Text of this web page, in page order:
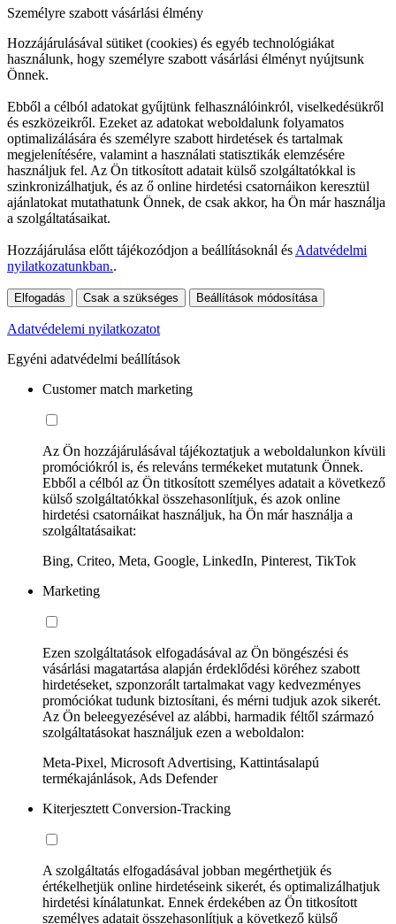
Személyre szabott vásárlási élmény
Hozzájárulásával sütiket (cookies) és egyéb technológiákat
használunk, hogy személyre szabott vásárlási élményt nyújtsunk
Önnek.
Ebből a célból adatokat gyűjtünk felhasználóinkról, viselkedésükről
és eszközeikről. Ezeket az adatokat weboldalunk folyamatos
optimalizálására és személyre szabott hirdetések és tartalmak
megjelenítésére, valamint a használati statisztikák elemzésére
használjuk fel. Az Ön titkosított adatait külső szolgáltatókkal is
szinkronizálhatjuk, és az ő online hirdetési csatornáikon keresztül
ajánlatokat mutathatunk Önnek, de csak akkor, ha Ön már használja
a szolgáltatásaikat.
Hozzájárulása előtt tájékozódjon a beállításoknál és Adatvédelmi
nyilatkozatunkban..
Elfogadás Csak a szükséges Beállítások módosítása
Adatvédelemi nyilatkozatot
Egyéni adatvédelmi beállítások
Customer match marketing
Az Ön hozzájárulásával tájékoztatjuk a weboldalunkon kívüli
promóciókról is, és releváns termékeket mutatunk Önnek.
Ebből a célból az Ön titkosított személyes adatait a következő
külső szolgáltatókkal összehasonlítjuk, és azok online
hirdetési csatornáikat használjuk, ha Ön már használja a
szolgáltatásaikat:
Bing, Criteo, Meta, Google, LinkedIn, Pinterest, TikTok
Marketing
Ezen szolgáltatások elfogadásával az Ön böngészési és
vásárlási magatartása alapján érdeklődési köréhez szabott
hirdetéseket, szponzorált tartalmakat vagy kedvezményes
promóciókat tudunk biztosítani, és mérni tudjuk azok sikerét.
Az Ön beleegyezésével az alábbi, harmadik féltől származó
szolgáltatásokat használjuk ezen a weboldalon:
Meta-Pixel, Microsoft Advertising, Kattintásalapú
termékajánlások, Ads Defender
Kiterjesztett Conversion-Tracking
A szolgáltatás elfogadásával jobban megérthetjük és
értékelhetjük online hirdetéseink sikerét, és optimalizálhatjuk
hirdetési kínálatunkat. Ennek érdekében az Ön titkosított
személyes adatait összehasonlítjuk a következő külső